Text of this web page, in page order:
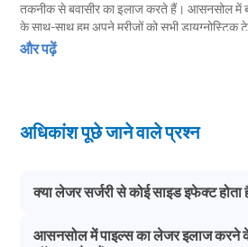
तकनीक से बवासीर का इलाज करते हैं। आसनसोल में
के साथ-साथ हम अपने मरीजों को सभी
गोपनीय परामर्श, डीलक्स रूम और सर्जरी के बाद फ्री
अगर आप आसनसोल में बवासीर से पीड़ित हैं तो हम
जरिए हमेशा के लिए ठीक कर सकते हैं। पाइल्स के इलाज
पारंपरिक ऑपरेशन की तुलना में लेजर सर्जरी बहुत ही
होती है। प्रिस्टीन केयर आसनसोल में पाइल्स का
और पढ़ें
अधिकांश पूछे जाने वाले प्रश्न
क्या लेजर सर्जरी से कोई साइड इफेक्ट होता
बवासीर की लेजर सर्जरी के कोई भी साइड इफेक्ट
आसनसोल में पाइल्स का लेजर इलाज करने